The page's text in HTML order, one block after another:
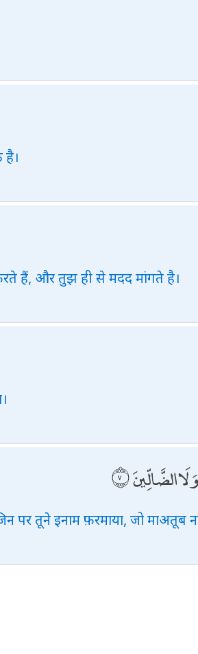
है।
हैं, और तुझ ही से मदद मांगते है।
الضَّالِّينَ
पर तूने इनाम फ़रमाया, जो माअतूब